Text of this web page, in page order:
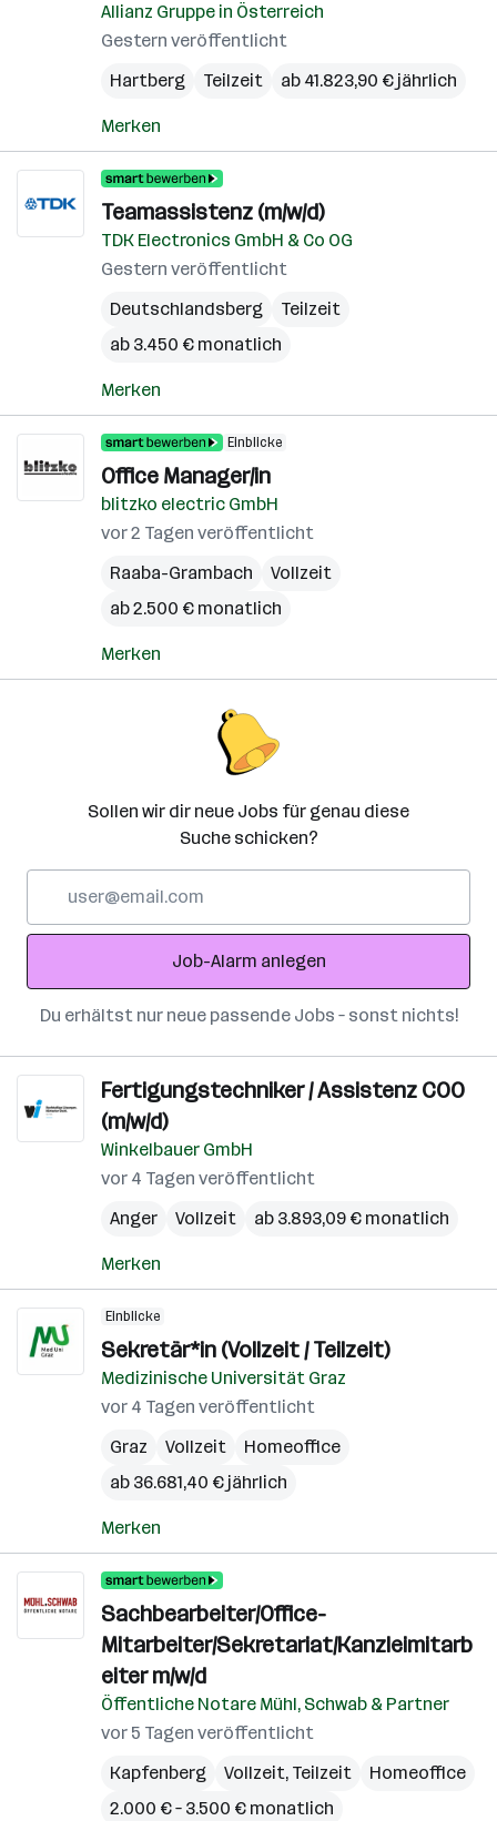
Allianz Gruppe in Österreich
Gestern veröffentlicht
Hartberg
Teilzeit ab 41.823,90 € jährlich
Merken
Teamassistenz (m/w/d)
TDK Electronics GmbH & Co OG
Gestern veröffentlicht
Deutschlandsberg
Teilzeit
ab 3.450 € monatlich
Merken
Einblicke
Office Manager/in
blitzko electric GmbH
vor 2 Tagen veröffentlicht
Raaba-Grambach
Vollzeit
ab 2.500 € monatlich
Merken
Sollen wir dir neue Jobs für genau diese
Suche schicken?
Adresse
Job-Alarm anlegen
Du erhältst nur neue passende Jobs – sonst nichts!
Fertigungstechniker / Assistenz COO
(m/w/d)
Winkelbauer GmbH
vor 4 Tagen veröffentlicht
Anger
Vollzeit ab 3.893,09 € monatlich
Merken
Einblicke
Sekretär*in (Vollzeit / Teilzeit)
Medizinische Universität Graz
vor 4 Tagen veröffentlicht
Graz
Vollzeit
Homeoffice
ab 36.681,40 € jährlich
Merken
Sachbearbeiter/Office-
Mitarbeiter/Sekretariat/Kanzleimitarb
eiter m/w/d
Öffentliche Notare Mühl, Schwab & Partner
vor 5 Tagen veröffentlicht
Kapfenberg
Vollzeit, Teilzeit
Homeoffice
2.000 € – 3.500 € monatlich